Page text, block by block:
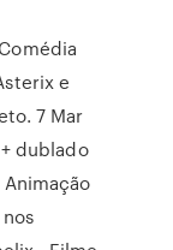
e
7 Mar
dublado